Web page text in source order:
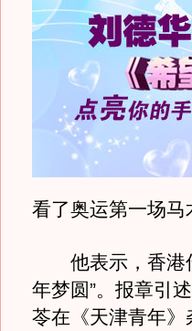
看了奥运第一场马
他表示，香港传
年梦圆”。报章引
苓在《天津青年